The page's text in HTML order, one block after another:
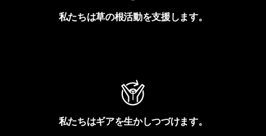
私たちは草の根活動を支援します。
私たちはギアを生かしつづけます。